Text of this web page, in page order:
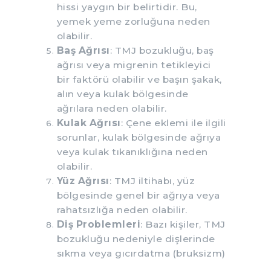
hissi yaygın bir belirtidir. Bu,
yemek yeme zorluğuna neden
olabilir.
Baş Ağrısı: TMJ bozukluğu, baş
ağrısı veya migrenin tetikleyici
bir faktörü olabilir ve başın şakak,
alın veya kulak bölgesinde
ağrılara neden olabilir.
Kulak Ağrısı: Çene eklemi ile ilgili
sorunlar, kulak bölgesinde ağrıya
veya kulak tıkanıklığına neden
olabilir.
Yüz Ağrısı: TMJ iltihabı, yüz
bölgesinde genel bir ağrıya veya
rahatsızlığa neden olabilir.
Diş Problemleri: Bazı kişiler, TMJ
bozukluğu nedeniyle dişlerinde
sıkma veya gıcırdatma (bruksizm)